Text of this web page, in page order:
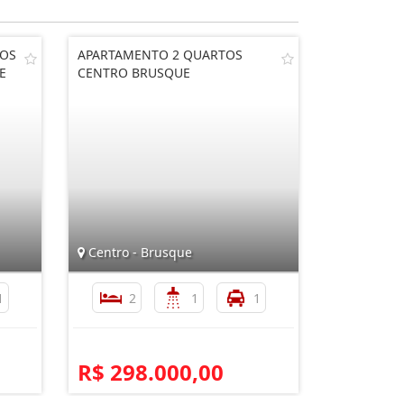
APARTAMENTO 2 QUARTOS
CENTRO BRUSQUE
Centro - Brusque
2 1 1
R$ 298.000,00